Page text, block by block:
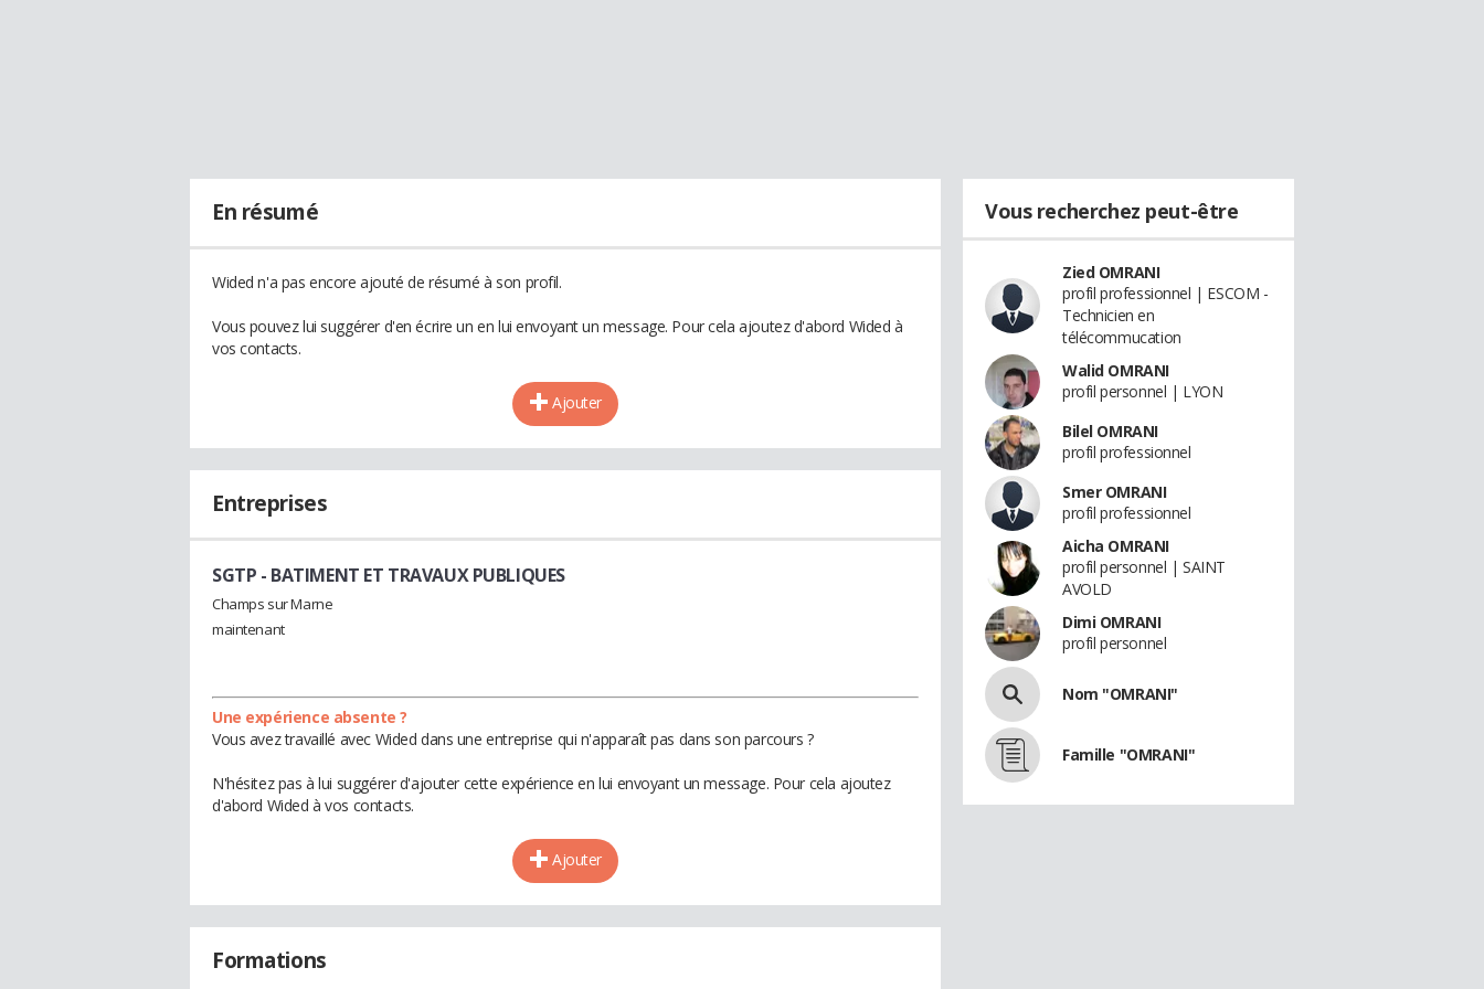
En résumé
Wided n'a pas encore ajouté de résumé à son profil.
Vous pouvez lui suggérer d'en écrire un en lui envoyant un message. Pour cela ajoutez d'abord Wided à
vos contacts.
Ajouter
Entreprises
SGTP - BATIMENT ET TRAVAUX PUBLIQUES
Champs sur Marne
maintenant
Une expérience absente ?
Vous avez travaillé avec Wided dans une entreprise qui n'apparaît pas dans son parcours ?
N'hésitez pas à lui suggérer d'ajouter cette expérience en lui envoyant un message. Pour cela ajoutez
d'abord Wided à vos contacts.
Ajouter
Formations
Vous recherchez peut-être
Zied OMRANI
profil professionnel | ESCOM -
Technicien en
télécommucation
Walid OMRANI
profil personnel | LYON
Bilel OMRANI
profil professionnel
Smer OMRANI
profil professionnel
Aicha OMRANI
profil personnel | SAINT
AVOLD
Dimi OMRANI
profil personnel
Nom "OMRANI"
Famille "OMRANI"